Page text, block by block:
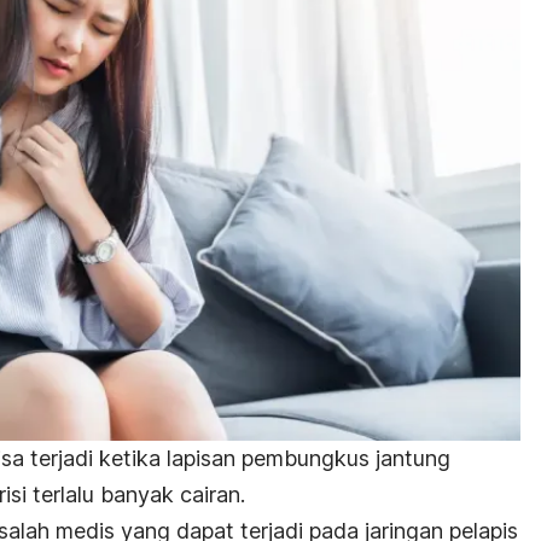
terjadi ketika lapisan pembungkus jantung
terlalu banyak cairan.
medis yang dapat terjadi pada jaringan pelapis